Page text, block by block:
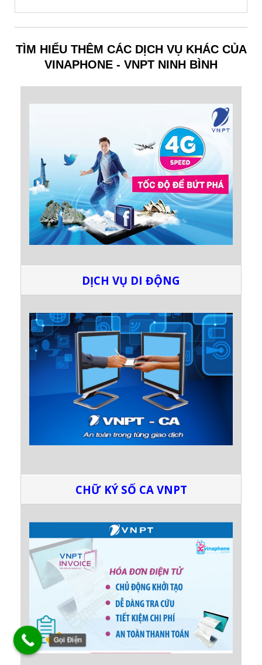
TÌM HIỂU THÊM CÁC DỊCH VỤ KHÁC CỦA
VINAPHONE - VNPT NINH BÌNH
DỊCH VỤ DI ĐỘNG
CHỮ KÝ SỐ CA VNPT
Gọi Điện